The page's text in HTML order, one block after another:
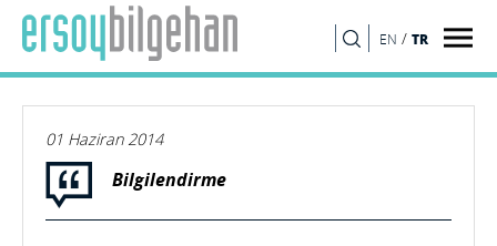
EN / TR
01 Haziran 2014
Bilgilendirme
ARA